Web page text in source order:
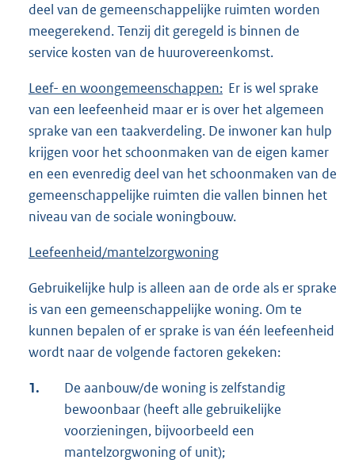
deel van de gemeenschappelijke ruimten worden
meegerekend. Tenzij dit geregeld is binnen de
service kosten van de huurovereenkomst.
Leef- en woongemeenschappen: Er is wel sprake
van een leefeenheid maar er is over het algemeen
sprake van een taakverdeling. De inwoner kan hulp
krijgen voor het schoonmaken van de eigen kamer
en een evenredig deel van het schoonmaken van de
gemeenschappelijke ruimten die vallen binnen het
niveau van de sociale woningbouw.
Leefeenheid/mantelzorgwoning
Gebruikelijke hulp is alleen aan de orde als er sprake
is van een gemeenschappelijke woning. Om te
kunnen bepalen of er sprake is van één leefeenheid
wordt naar de volgende factoren gekeken:
1.
De aanbouw/de woning is zelfstandig
bewoonbaar (heeft alle gebruikelijke
voorzieningen, bijvoorbeeld een
mantelzorgwoning of unit);